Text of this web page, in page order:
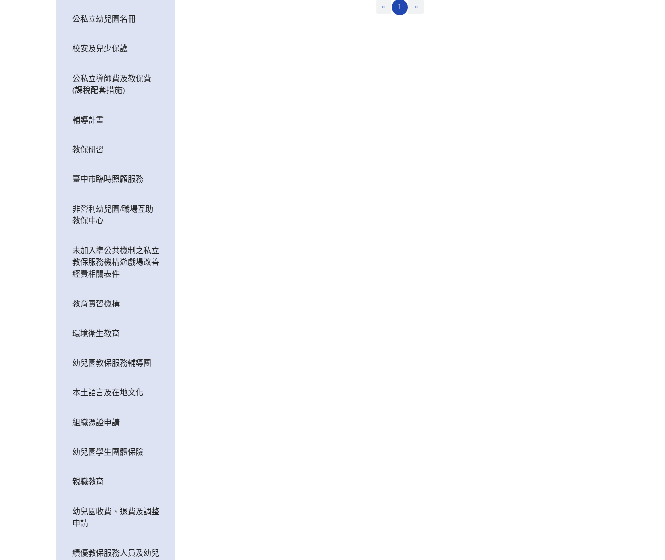
公私立幼兒園名冊
校安及兒少保護
公私立導師費及教保費
(課稅配套措施)
輔導計畫
教保研習
臺中市臨時照顧服務
非營利幼兒園/職場互助
教保中心
未加入準公共機制之私立
教保服務機構遊戲場改善
經費相關表件
教育實習機構
環境衛生教育
幼兒園教保服務輔導團
本土語言及在地文化
組織憑證申請
幼兒園學生團體保險
親職教育
幼兒園收費、退費及調整
申請
績優教保服務人員及幼兒
« 1 »